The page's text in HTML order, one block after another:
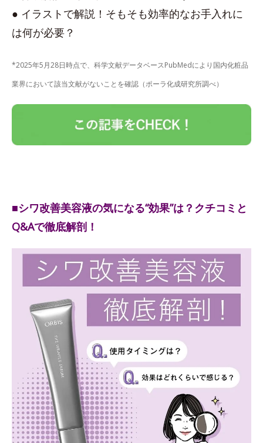
● イラストで解説！そもそも効率的なお手入れに
は何が必要？
*2025年5月28日時点で、科学文献データベースPubMedにより国内化粧品
業界において該当文献がないことを確認（ポーラ化成研究所調べ）
■シワ改善美容液の気になる“効果”は？クチコミと
Q&Aで徹底解剖！